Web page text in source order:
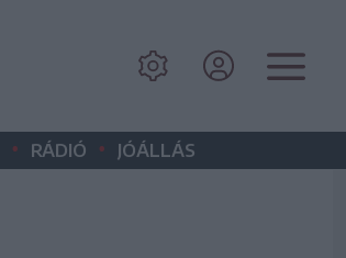
• RÁDIÓ • JÓÁLLÁS